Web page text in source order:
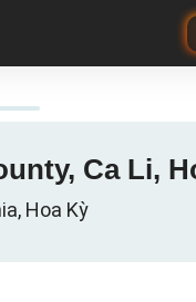
Ca Li,
Hoa Kỳ